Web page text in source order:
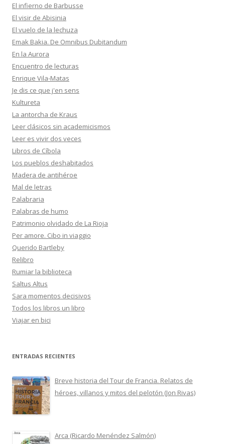
El infierno de Barbusse
El visir de Abisinia
El vuelo de la lechuza
Emak Bakia. De Omnibus Dubitandum
En la Aurora
Encuentro de lecturas
Enrique Vila-Matas
Je dis ce que j'en sens
Kultureta
La antorcha de Kraus
Leer clásicos sin academicismos
Leer es vivir dos veces
Libros de Cíbola
Los pueblos deshabitados
Madera de antihéroe
Mal de letras
Palabraria
Palabras de humo
Patrimonio olvidado de La Rioja
Per amore. Cibo in viaggio
Querido Bartleby
Relibro
Rumiar la biblioteca
Saltus Altus
Sara momentos decisivos
Todos los libros un libro
Viajar en bici
ENTRADAS RECIENTES
Breve historia del Tour de Francia. Relatos de
héroes, villanos y mitos del pelotón (Jon Rivas)
Arca (Ricardo Menéndez Salmón)